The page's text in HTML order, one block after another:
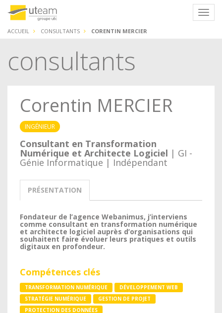
ACCUEIL CONSULTANTS CORENTIN MERCIER
consultants
Corentin MERCIER
INGÉNIEUR
Consultant en Transformation
Numérique et Architecte Logiciel | GI -
Génie Informatique | Indépendant
PRÉSENTATION
Fondateur de l’agence Webanimus, j’interviens
comme consultant en transformation numérique
et architecte logiciel auprès d’organisations qui
souhaitent faire évoluer leurs pratiques et outils
digitaux en profondeur.
Compétences clés
TRANSFORMATION NUMÉRIQUE
DÉVELOPPEMENT WEB
STRATÉGIE NUMÉRIQUE
GESTION DE PROJET
PROTECTION DES DONNÉES
Panneau de gestion des cookies